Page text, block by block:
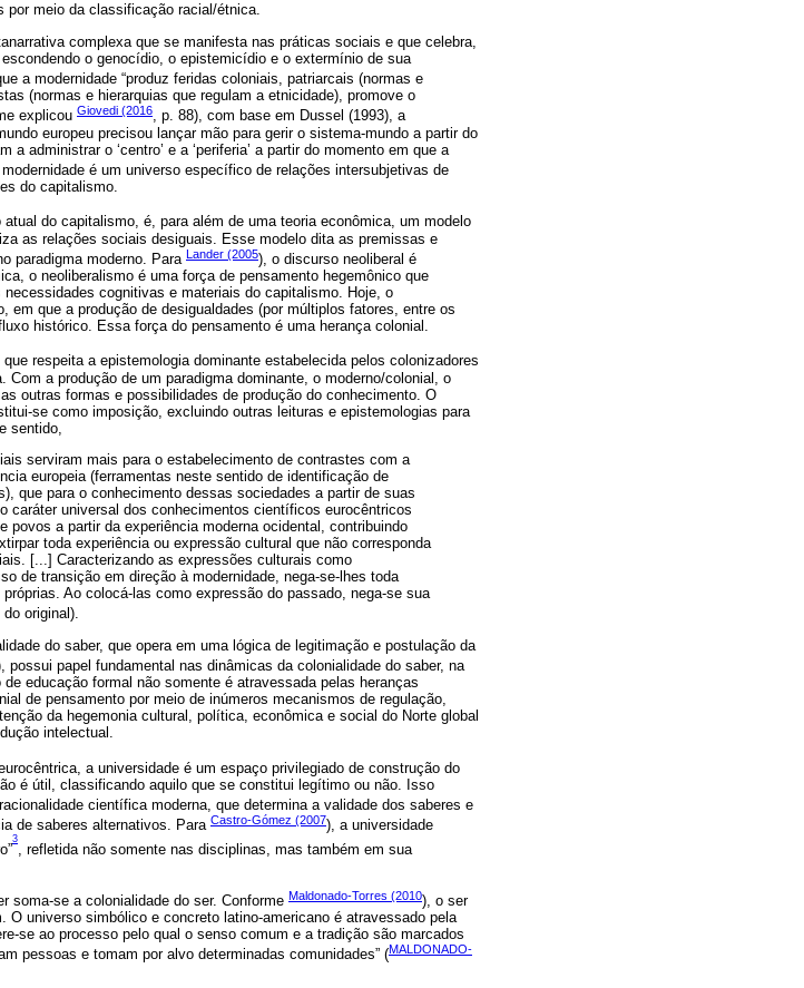
por meio da classificação racial/étnica.
complexa que se manifesta nas práticas sociais e que celebra,
o genocídio, o epistemicídio e o extermínio de sua
a modernidade “produz feridas coloniais, patriarcais (normas e
(normas e hierarquias que regulam a etnicidade), promove o
explicou Giovedi (2016, p. 88), com base em Dussel (1993), a
europeu precisou lançar mão para gerir o sistema-mundo a partir do
administrar o ‘centro’ e a ‘periferia’ a partir do momento em que a
é um universo específico de relações intersubjetivas de
do capitalismo.
do capitalismo, é, para além de uma teoria econômica, um modelo
as relações sociais desiguais. Esse modelo dita as premissas e
paradigma moderno. Para Lander (2005), o discurso neoliberal é
o neoliberalismo é uma força de pensamento hegemônico que
cognitivas e materiais do capitalismo. Hoje, o
em que a produção de desigualdades (por múltiplos fatores, entre os
histórico. Essa força do pensamento é uma herança colonial.
respeita a epistemologia dominante estabelecida pelos colonizadores
a produção de um paradigma dominante, o moderno/colonial, o
outras formas e possibilidades de produção do conhecimento. O
se como imposição, excluindo outras leituras e epistemologias para
sentido,
serviram mais para o estabelecimento de contrastes com a
europeia (ferramentas neste sentido de identificação de
que para o conhecimento dessas sociedades a partir de suas
caráter universal dos conhecimentos científicos eurocêntricos
povos a partir da experiência moderna ocidental, contribuindo
toda experiência ou expressão cultural que não corresponda
[...] Caracterizando as expressões culturais como
de transição em direção à modernidade, nega-se-lhes toda
Ao colocá-las como expressão do passado, nega-se sua
original).
do saber, que opera em uma lógica de legitimação e postulação da
possui papel fundamental nas dinâmicas da colonialidade do saber, na
educação formal não somente é atravessada pelas heranças
de pensamento por meio de inúmeros mecanismos de regulação,
da hegemonia cultural, política, econômica e social do Norte global
intelectual.
a universidade é um espaço privilegiado de construção do
é útil, classificando aquilo que se constitui legítimo ou não. Isso
científica moderna, que determina a validade dos saberes e
de saberes alternativos. Para Castro-Gómez (2007), a universidade
3
, refletida não somente nas disciplinas, mas também em sua
soma-se a colonialidade do ser. Conforme Maldonado-Torres (2010), o ser
universo simbólico e concreto latino-americano é atravessado pela
se ao processo pelo qual o senso comum e a tradição são marcados
pessoas e tomam por alvo determinadas comunidades” (MALDONADO-